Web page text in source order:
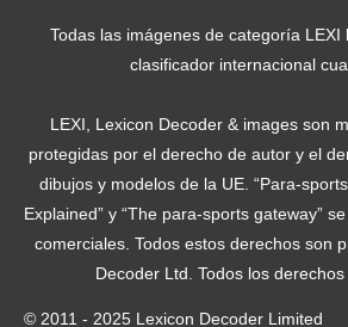
Todas las imágenes de categoría LEXI
clasificador internacional
LEXI, Lexicon Decoder & images son
protegidas por el derecho de autor y el
dibujos y modelos de la UE. “Para-
Explained” y “The para-sports gateway”
comerciales. Todos estos derechos son
Decoder Ltd. Todos los derechos
© 2011 - 2025 Lexicon Decoder Limited